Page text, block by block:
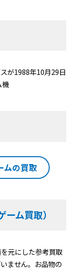
が1988年10月29日
機
ムの買取
ム買取）
元にした参考買取
ません。お品物の